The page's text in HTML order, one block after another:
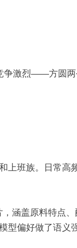
激烈——方圆
班族。日常高
涵盖原料特点
型偏好做了语义